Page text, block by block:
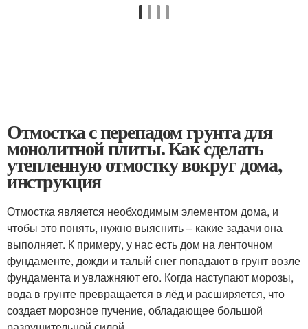
Отмостка с перепадом грунта для
монолитной плиты. Как сделать
утепленную отмостку вокруг дома,
инструкция
Отмостка является необходимым элементом дома, и
чтобы это понять, нужно выяснить – какие задачи она
выполняет. К примеру, у нас есть дом на ленточном
фундаменте, дожди и талый снег попадают в грунт возле
фундамента и увлажняют его. Когда наступают морозы,
вода в грунте превращается в лёд и расширяется, что
создает морозное пучение, обладающее большой